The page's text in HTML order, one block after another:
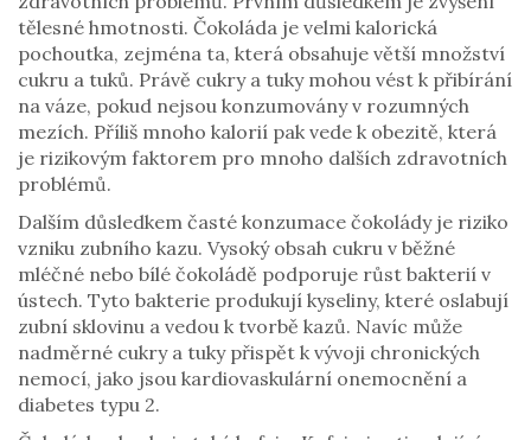
tělesné hmotnosti. Čokoláda je velmi kalorická
pochoutka, zejména ta, která obsahuje větší množství
cukru a tuků. Právě cukry a tuky mohou vést k přibírání
na váze, pokud nejsou konzumovány v rozumných
mezích. Příliš mnoho kalorií pak vede k obezitě, která
je rizikovým faktorem pro mnoho dalších zdravotních
problémů.
Dalším důsledkem časté konzumace čokolády je riziko
vzniku zubního kazu. Vysoký obsah cukru v běžné
mléčné nebo bílé čokoládě podporuje růst bakterií v
ústech. Tyto bakterie produkují kyseliny, které oslabují
zubní sklovinu a vedou k tvorbě kazů. Navíc může
nadměrné cukry a tuky přispět k vývoji chronických
nemocí, jako jsou kardiovaskulární onemocnění a
diabetes typu 2.